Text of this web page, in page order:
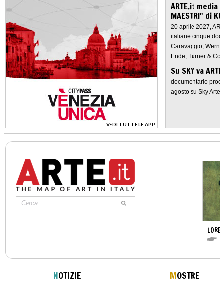
VEDI TUTTE LE APP
>
ARTE.it
MAESTRI" di
20 aprile 2027,
italiane cinque
Caravaggio,
Ende, Turner &
Su SKY va
documentario
agosto su Sky Arte
NOTIZIE MOSTRE